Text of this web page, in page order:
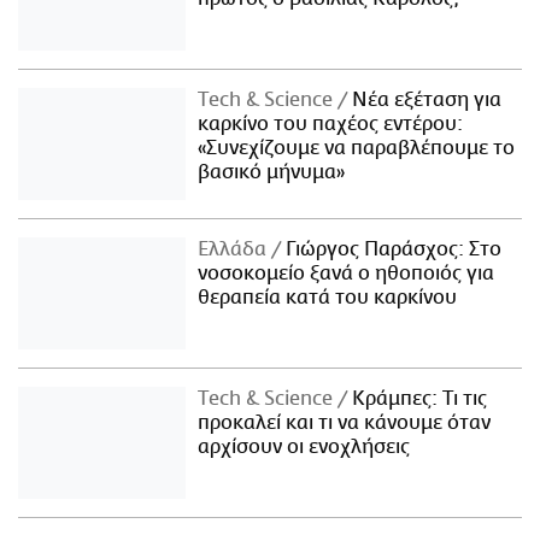
Τech & Science
Νέα εξέταση για
καρκίνο του παχέος εντέρου:
«Συνεχίζουμε να παραβλέπουμε το
βασικό μήνυμα»
Ελλάδα
Γιώργος Παράσχος: Στο
νοσοκομείο ξανά ο ηθοποιός για
θεραπεία κατά του καρκίνου
Τech & Science
Κράμπες: Τι τις
προκαλεί και τι να κάνουμε όταν
αρχίσουν οι ενοχλήσεις